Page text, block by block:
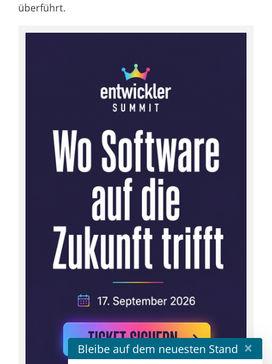
überführt.
Bleibe auf dem neuesten Stand ×